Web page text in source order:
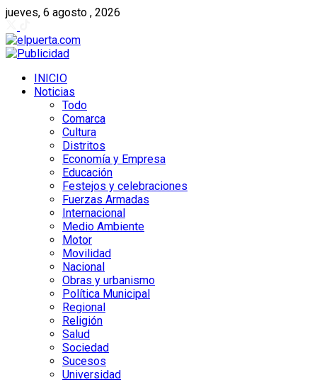
jueves, 6 agosto , 2026
INICIO
Noticias
Todo
Comarca
Cultura
Distritos
Economía y Empresa
Educación
Festejos y celebraciones
Fuerzas Armadas
Internacional
Medio Ambiente
Motor
Movilidad
Nacional
Obras y urbanismo
Política Municipal
Regional
Religión
Salud
Sociedad
Sucesos
Universidad